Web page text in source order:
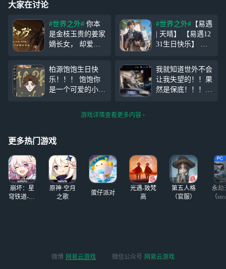
大家在讨论
#世界之外# 你本
是金枝玉贵的姜家
嫡长女， 却爱上
龙”之气的四皇
子。 随他征战北
地，为他医治眼
盲，却在他凯旋之
姐，四皇子归京已
寻新欢了吗？”
#世界之外# 【易遇
| 天晴】 【易遇12
31生日快乐】 夕
上， 海浪和鸥鸟
的声音从远处遥遥
传来， 我眼前的
他如此近。 “想你
柏源饱饱生日快
乐！！！ 饱饱你
是一个可爱的小飞
看去还是觉得不上
色的好看（瘫）
（擦汗）
我就知道世外不会
让我失望的！！果
然是保底！！！！
望不可及（）60级
了，互动也升了一
些，所以要不要养
加冕时
游戏详情查看更多内容
更多热门游戏
崩坏：星
穹铁道-4.4
原神·空月
之歌
蛋仔派对
光遇-致梵
高
第五人格
（官服）
永劫
（
微博 网易云游戏 微信公众号 网易云游戏